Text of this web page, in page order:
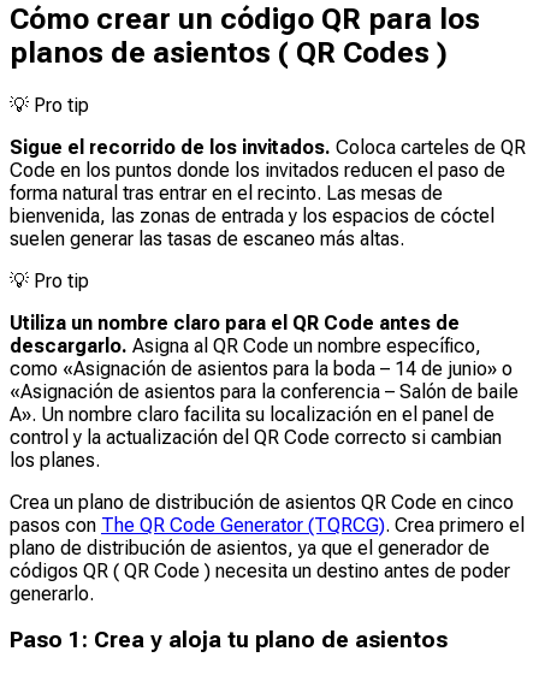
Cómo crear un código QR para los
planos de asientos ( QR Codes )
💡 Pro tip
Sigue el recorrido de los invitados. Coloca carteles de QR
Code en los puntos donde los invitados reducen el paso de
forma natural tras entrar en el recinto. Las mesas de
bienvenida, las zonas de entrada y los espacios de cóctel
suelen generar las tasas de escaneo más altas.
💡 Pro tip
Utiliza un nombre claro para el QR Code antes de
descargarlo. Asigna al QR Code un nombre específico,
como «Asignación de asientos para la boda – 14 de junio» o
«Asignación de asientos para la conferencia – Salón de baile
A». Un nombre claro facilita su localización en el panel de
control y la actualización del QR Code correcto si cambian
los planes.
Crea un plano de distribución de asientos QR Code en cinco
pasos con The QR Code Generator (TQRCG). Crea primero el
plano de distribución de asientos, ya que el generador de
códigos QR ( QR Code ) necesita un destino antes de poder
generarlo.
Paso 1: Crea y aloja tu plano de asientos